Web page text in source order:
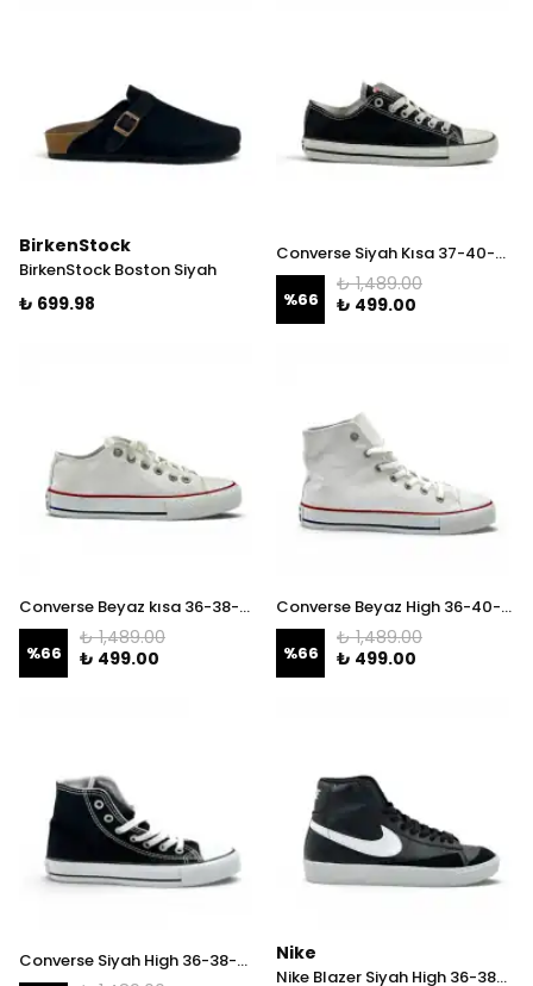
BirkenStock
BirkenStock Boston Siyah
₺ 699.98
Converse Siyah Kısa 37-40-43 İNDİRİM!
%66
₺ 1,489.00
₺ 499.00
Converse Beyaz kısa 36-38-41-42-43-44 İNDİRİM!
%66
₺ 1,489.00
₺ 499.00
Converse Beyaz High 36-40-41-42-44 İNDİRİM!
%66
₺ 1,489.00
₺ 499.00
Converse Siyah High 36-38-40-41 İNDİRİM! Nike
Nike Blazer Siyah High 36-38-40-41 İNDİRİM!